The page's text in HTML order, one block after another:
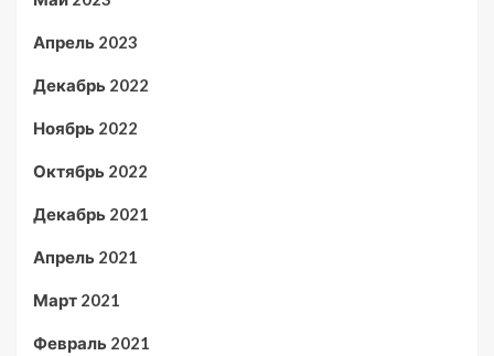
Апрель 2023
Декабрь 2022
Ноябрь 2022
Октябрь 2022
Декабрь 2021
Апрель 2021
Март 2021
Февраль 2021